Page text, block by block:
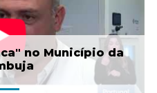
no Município da